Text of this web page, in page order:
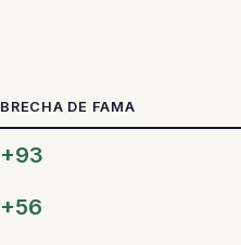
BRECHA DE FAMA
+93
+56